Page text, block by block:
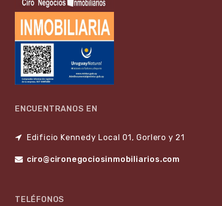
ENCUENTRANOS EN
Edificio Kennedy Local 01, Gorlero y 21
ciro@cironegociosinmobiliarios.com
TELÉFONOS